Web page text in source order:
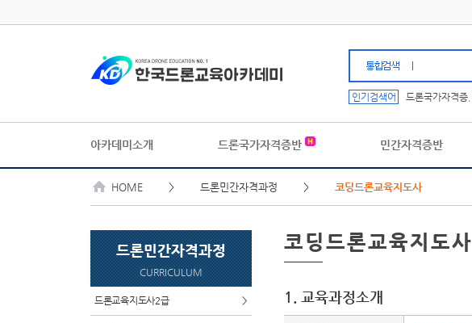
인기검색어 드론국가자격증
아카데미소개 드론국가자격증반 민간자격증반
HOME > 드론민간자격과정 > 코딩드론교육지도사
드론민간자격과정
CURRICULUM
드론교육지도사2급 >
코딩드론교육지도사
1. 교육과정소개